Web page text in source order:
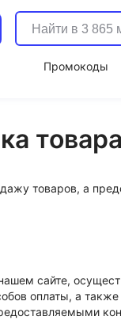
Промокоды
товара
товаров, а
сайте,
оплаты, а